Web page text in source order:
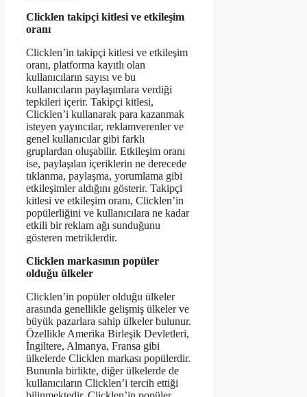
Clicklen takipçi kitlesi ve etkileşim
oranı
Clicklen’in takipçi kitlesi ve etkileşim
oranı, platforma kayıtlı olan
kullanıcıların sayısı ve bu
kullanıcıların paylaşımlara verdiği
tepkileri içerir. Takipçi kitlesi,
Clicklen’i kullanarak para kazanmak
isteyen yayıncılar, reklamverenler ve
genel kullanıcılar gibi farklı
gruplardan oluşabilir. Etkileşim oranı
ise, paylaşılan içeriklerin ne derecede
tıklanma, paylaşma, yorumlama gibi
etkileşimler aldığını gösterir. Takipçi
kitlesi ve etkileşim oranı, Clicklen’in
popülerliğini ve kullanıcılara ne kadar
etkili bir reklam ağı sunduğunu
gösteren metriklerdir.
Clicklen markasının popüler
olduğu ülkeler
Clicklen’in popüler olduğu ülkeler
arasında genellikle gelişmiş ülkeler ve
büyük pazarlara sahip ülkeler bulunur.
Özellikle Amerika Birleşik Devletleri,
İngiltere, Almanya, Fransa gibi
ülkelerde Clicklen markası popülerdir.
Bununla birlikte, diğer ülkelerde de
kullanıcıların Clicklen’i tercih ettiği